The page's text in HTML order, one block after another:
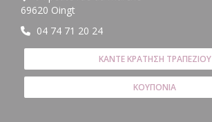
69620 Oingt
04 74 71 20 24
ΚΆΝΤΕ ΚΡΆΤΗΣΗ ΤΡΑΠΕΖΙΟΎ
ΚΟΥΠΌΝΙΑ